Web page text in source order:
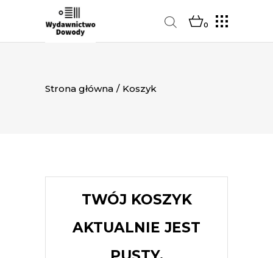
0
Strona główna / Koszyk
TWÓJ KOSZYK
AKTUALNIE JEST